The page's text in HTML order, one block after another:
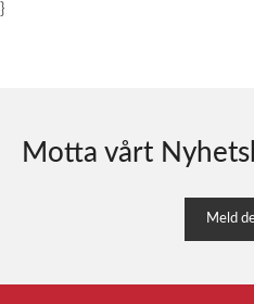
}
Motta vårt
Meld